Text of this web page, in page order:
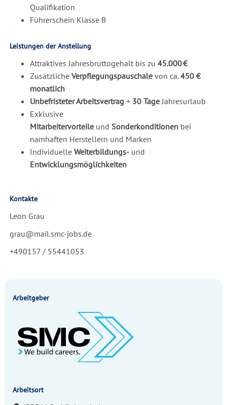
Qualifikation
Führerschein Klasse B
Leistungen der Anstellung
Attraktives Jahresbruttogehalt bis zu 45.000 €
ZusätzlicheVerpflegungspauschalevon ca.450 €
monatlich
Unbefristeter Arbeitsvertrag +30 TageJahresurlaub
Exklusive
Mitarbeitervorteileund Sonderkonditionenbei
namhaften Herstellern und Marken
Individuelle Weiterbildungs-und
Entwicklungsmöglichkeiten
Kontakte
Leon Grau
grau@mail.smc-jobs.de
+490157 / 55441053
Arbeitgeber
Arbeitsort